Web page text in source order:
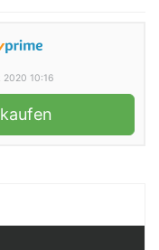
2020 10:16